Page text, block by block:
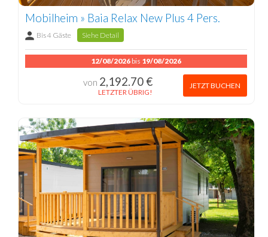
Mobilheim » Baia Relax New Plus 4 Pers.
Bis 4 Gäste Siehe Detail
12/08/2026 bis 19/08/2026
von 2,192.70 €
LETZTER ÜBRIG!
JETZT BUCHEN